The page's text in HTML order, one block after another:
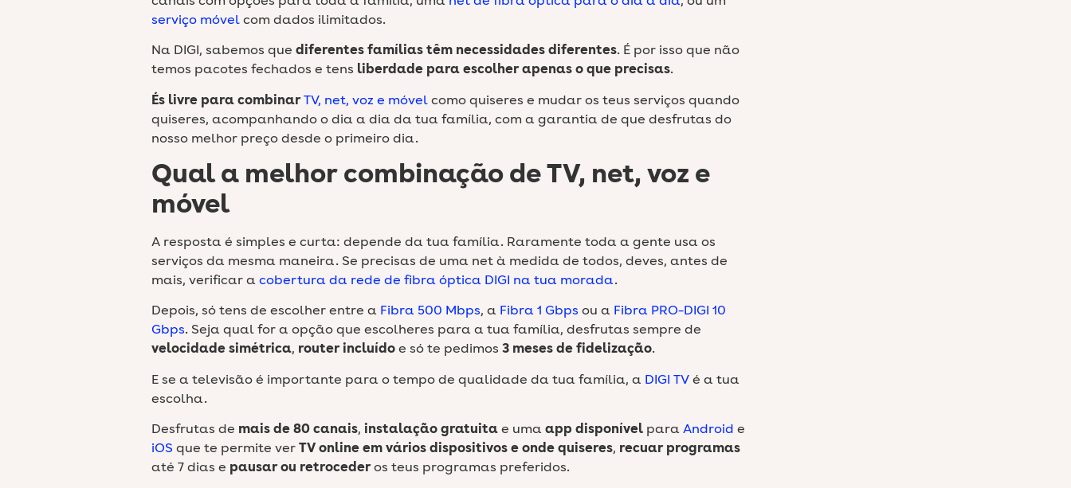
serviço móvelcom dados ilimitados.
Na DIGI, sabemos que diferentes famílias têm necessidades diferentes. É por isso que não
temos pacotes fechados e tens liberdade para escolher apenas o que precisas.
És livre para combinarTV, net, voz e móvelcomo quiseres e mudar os teus serviços quando
quiseres, acompanhando o dia a dia da tua família, com a garantia de que desfrutas do
nosso melhor preço desde o primeiro dia.
Qual a melhor combinação de TV, net, voz e
móvel
A resposta é simples e curta: depende da tua família. Raramente toda a gente usa os
serviços da mesma maneira. Se precisas de uma net à medida de todos, deves, antes de
mais, verificar acobertura da rede de fibra óptica DIGI na tua morada.
Depois, só tens de escolher entre a Fibra 500 Mbps, a Fibra 1 Gbps ou a Fibra PRO-DIGI 10
Gbps. Seja qual for a opção que escolheres para a tua família, desfrutas sempre de
velocidade simétrica, router incluídoe só te pedimos 3 meses de fidelização.
E se a televisão é importante para o tempo de qualidade da tua família, a DIGI TVé a tua
escolha.
Desfrutas de mais de 80 canais, instalação gratuitae umaapp disponível paraAndroid e
iOS que te permite verTV online em vários dispositivos e onde quiseres, recuar programas
até 7 dias e pausar ou retrocederos teus programas preferidos.